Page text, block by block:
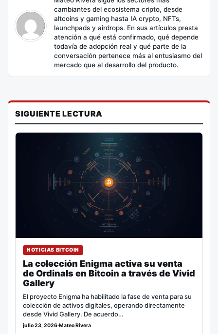
cambiantes del ecosistema cripto, desde
altcoins y gaming hasta IA crypto, NFTs,
launchpads y airdrops. En sus artículos presta
atención a qué está confirmado, qué depende
todavía de adopción real y qué parte de la
conversación pertenece más al entusiasmo del
mercado que al desarrollo del producto.
SIGUIENTE LECTURA
NOTICIAS BITCOIN
La colección Enigma activa su venta
de Ordinals en Bitcoin a través de Vivid
Gallery
El proyecto Enigma ha habilitado la fase de venta para su
colección de activos digitales, operando directamente
desde Vivid Gallery. De acuerdo…
julio 23, 2026·Mateo Rivera